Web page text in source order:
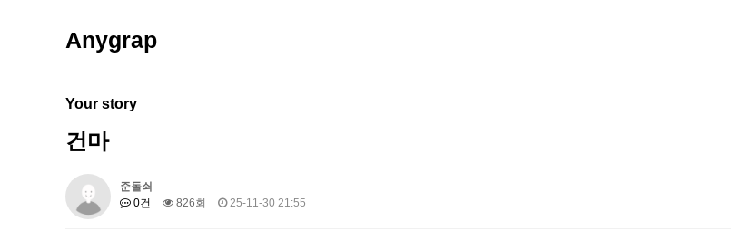
Anygrap
Your story
건마
준돌쇠
0건
826회 25-11-30 21:55